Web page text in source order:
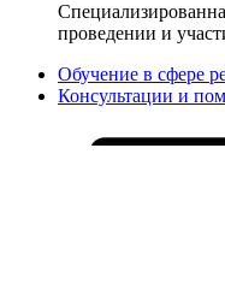
проведении и
Обучение в сфере
Консультации и